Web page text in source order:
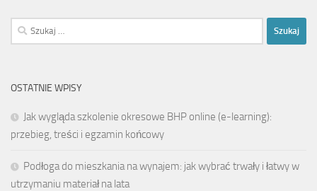
Szukaj:
OSTATNIE WPISY
Jak wygląda szkolenie okresowe BHP online (e-learning):
przebieg, treści i egzamin końcowy
Podłoga do mieszkania na wynajem: jak wybrać trwały i łatwy w
utrzymaniu materiał na lata